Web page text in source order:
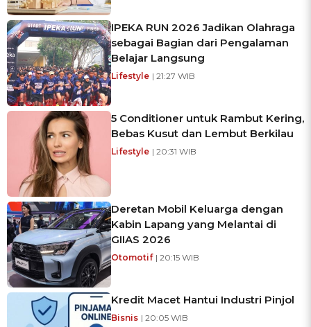
IPEKA RUN 2026 Jadikan Olahraga
sebagai Bagian dari Pengalaman
Belajar Langsung
Lifestyle | 21:27 WIB
5 Conditioner untuk Rambut Kering,
Bebas Kusut dan Lembut Berkilau
Lifestyle | 20:31 WIB
Deretan Mobil Keluarga dengan
Kabin Lapang yang Melantai di
GIIAS 2026
Otomotif | 20:15 WIB
Kredit Macet Hantui Industri Pinjol
Bisnis | 20:05 WIB